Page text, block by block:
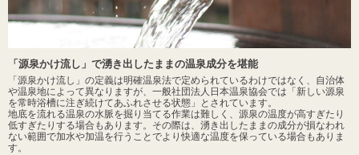
「源泉かけ流し」で湧き出したままの温泉成分を堪能
「源泉かけ流し」の定義は明確温泉法で定められているわけではなく、自治体
や温泉地によって異なりますが、一般社団法人日本温泉協会では「新しい源泉
を常時浴槽に注ぎ続けてあふれさせる状態」とされています。
地底を流れる温泉の水脈を掘り当てる作業は難しく、源泉の温度が高すぎたり
低すぎたりする場合もあります。その際は、湧き出したままの成分が損なわれ
ない範囲で加水や加温を行うことでより快適な温度を保っている場合もありま
す。